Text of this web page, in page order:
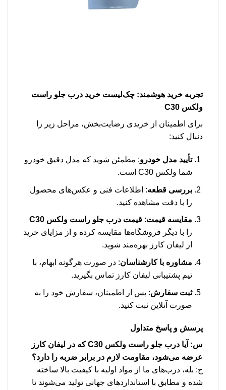
تجربه خرید هوشمند: چک‌لیست خرید درب جلو راست
ولکس C30
برای اطمینان از خریدی رضایت‌بخش، مراحل زیر را
دنبال کنید:
تأیید مدل خودرو: مطمئن شوید که مدل دقیق خودرو
شما ولکس C30 است.
بررسی قطعه: اطلاعات فنی و عکس‌های محصول
را با دقت مشاهده کنید.
مقایسه قیمت: قیمت درب جلو راست ولکس C30
را با دیگر فروشگاه‌ها مقایسه کرده و از مزایای خرید
از لیفان کارز بهره‌مند شوید.
مشاوره با کارشناسان: در صورت هرگونه ابهام، با
تیم پشتیبانی لیفان کارز تماس بگیرید.
ثبت سفارش: پس از اطمینان، سفارش خود را به
صورت آنلاین ثبت کنید.
پرسش و پاسخ متداول
س: آیا درب جلو راست ولکس C30 که در لیفان کارز
عرضه می‌شود، مقاومت لازم در برابر ضربه را دارد؟
ج: بله، درب‌های ما از مواد اولیه با کیفیت بالا ساخته
شده و مطابق با استانداردهای جهانی تولید می‌شوند تا